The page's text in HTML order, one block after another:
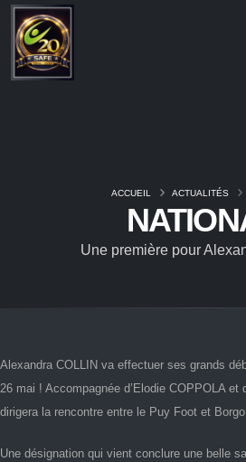
Une première pour
ACCUEIL ACTUALITÉS
Alexandra COLLIN va effectuer ses grands
26 mai ! Accompagnée d’Elodie COPPOLA et
dirigera la rencontre entre le Puy Foot et
Une désignation qui vient conclure une belle